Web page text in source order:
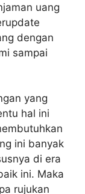
uang
dengan
sampai
yang
hal ini
ini banyak
di era
ini. Maka
rujukan